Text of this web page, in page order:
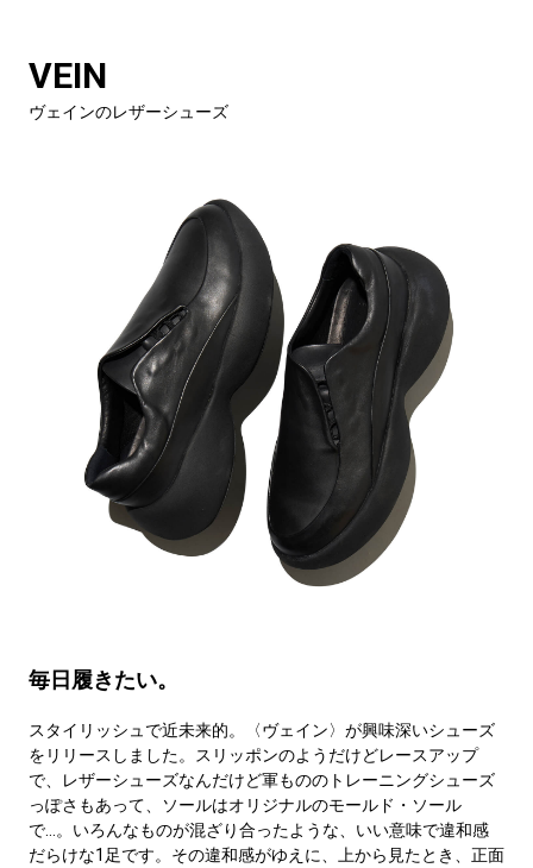
VEIN
ヴェインのレザーシューズ
毎日履きたい。
スタイリッシュで近未来的。〈ヴェイン〉が興味深いシューズ
をリリースしました。スリッポンのようだけどレースアップ
で、レザーシューズなんだけど軍もののトレーニングシューズ
っぽさもあって、ソールはオリジナルのモールド・ソール
で…。いろんなものが混ざり合ったような、いい意味で違和感
だらけな1足です。その違和感がゆえに、上から見たとき、正面